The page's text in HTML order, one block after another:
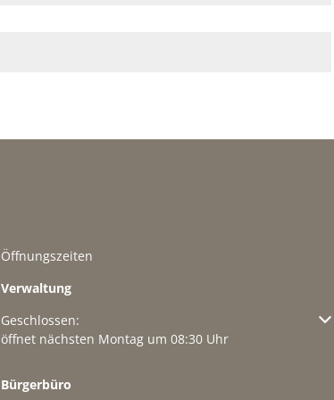
Öffnungszeiten
Verwaltung
Klicken, um weitere Öffnungs- oder Schließzeiten
Geschlossen:
öffnet nächsten Montag um 08:30 Uhr
Bürgerbüro